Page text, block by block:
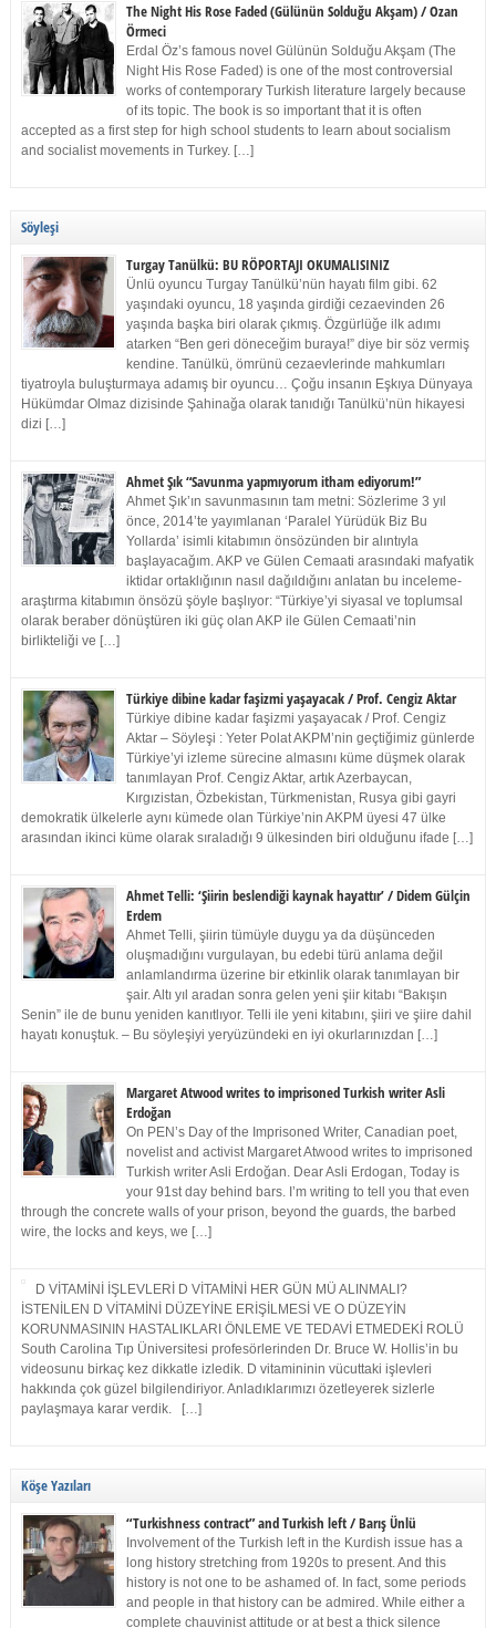
The Night His Rose Faded (Gülünün Solduğu Akşam) / Ozan
Örmeci
Erdal Öz’s famous novel Gülünün Solduğu Akşam (The
Night His Rose Faded) is one of the most controversial
works of contemporary Turkish literature largely because
of its topic. The book is so important that it is often
accepted as a first step for high school students to learn about socialism
and socialist movements in Turkey. […]
Söyleşi
Turgay Tanülkü: BU RÖPORTAJI OKUMALISINIZ
Ünlü oyuncu Turgay Tanülkü’nün hayatı film gibi. 62
yaşındaki oyuncu, 18 yaşında girdiği cezaevinden 26
yaşında başka biri olarak çıkmış. Özgürlüğe ilk adımı
atarken “Ben geri döneceğim buraya!” diye bir söz vermiş
kendine. Tanülkü, ömrünü cezaevlerinde mahkumları
tiyatroyla buluşturmaya adamış bir oyuncu… Çoğu insanın Eşkıya Dünyaya
Hükümdar Olmaz dizisinde Şahinağa olarak tanıdığı Tanülkü’nün hikayesi
dizi […]
Ahmet Şık “Savunma yapmıyorum itham ediyorum!”
Ahmet Şık’ın savunmasının tam metni: Sözlerime 3 yıl
önce, 2014’te yayımlanan ‘Paralel Yürüdük Biz Bu
Yollarda’ isimli kitabımın önsözünden bir alıntıyla
başlayacağım. AKP ve Gülen Cemaati arasındaki mafyatik
iktidar ortaklığının nasıl dağıldığını anlatan bu inceleme-
araştırma kitabımın önsözü şöyle başlıyor: “Türkiye’yi siyasal ve toplumsal
olarak beraber dönüştüren iki güç olan AKP ile Gülen Cemaati’nin
birlikteliği ve […]
Türkiye dibine kadar faşizmi yaşayacak / Prof. Cengiz Aktar
Türkiye dibine kadar faşizmi yaşayacak / Prof. Cengiz
Aktar – Söyleşi : Yeter Polat AKPM’nin geçtiğimiz günlerde
Türkiye’yi izleme sürecine almasını küme düşmek olarak
tanımlayan Prof. Cengiz Aktar, artık Azerbaycan,
Kırgızistan, Özbekistan, Türkmenistan, Rusya gibi gayri
demokratik ülkelerle aynı kümede olan Türkiye’nin AKPM üyesi 47 ülke
arasından ikinci küme olarak sıraladığı 9 ülkesinden biri olduğunu ifade […]
Ahmet Telli: ‘Şiirin beslendiği kaynak hayattır’ / Didem Gülçin
Erdem
Ahmet Telli, şiirin tümüyle duygu ya da düşünceden
oluşmadığını vurgulayan, bu edebi türü anlama değil
anlamlandırma üzerine bir etkinlik olarak tanımlayan bir
şair. Altı yıl aradan sonra gelen yeni şiir kitabı “Bakışın
Senin” ile de bunu yeniden kanıtlıyor. Telli ile yeni kitabını, şiiri ve şiire dahil
hayatı konuştuk. – Bu söyleşiyi yeryüzündeki en iyi okurlarınızdan […]
Margaret Atwood writes to imprisoned Turkish writer Asli
Erdoğan
On PEN’s Day of the Imprisoned Writer, Canadian poet,
novelist and activist Margaret Atwood writes to imprisoned
Turkish writer Asli Erdoğan. Dear Asli Erdogan, Today is
your 91st day behind bars. I’m writing to tell you that even
through the concrete walls of your prison, beyond the guards, the barbed
wire, the locks and keys, we […]
D VİTAMİNİ İŞLEVLERİ D VİTAMİNİ HER GÜN MÜ ALINMALI?
İSTENİLEN D VİTAMİNİ DÜZEYİNE ERİŞİLMESİ VE O DÜZEYİN
KORUNMASININ HASTALIKLARI ÖNLEME VE TEDAVİ ETMEDEKİ ROLÜ
South Carolina Tıp Üniversitesi profesörlerinden Dr. Bruce W. Hollis’in bu
videosunu birkaç kez dikkatle izledik. D vitamininin vücuttaki işlevleri
hakkında çok güzel bilgilendiriyor. Anladıklarımızı özetleyerek sizlerle
paylaşmaya karar verdik. […]
Köşe Yazıları
“Turkishness contract” and Turkish left / Barış Ünlü
Involvement of the Turkish left in the Kurdish issue has a
long history stretching from 1920s to present. And this
history is not one to be ashamed of. In fact, some periods
and people in that history can be admired. While either a
complete chauvinist attitude or at best a thick silence